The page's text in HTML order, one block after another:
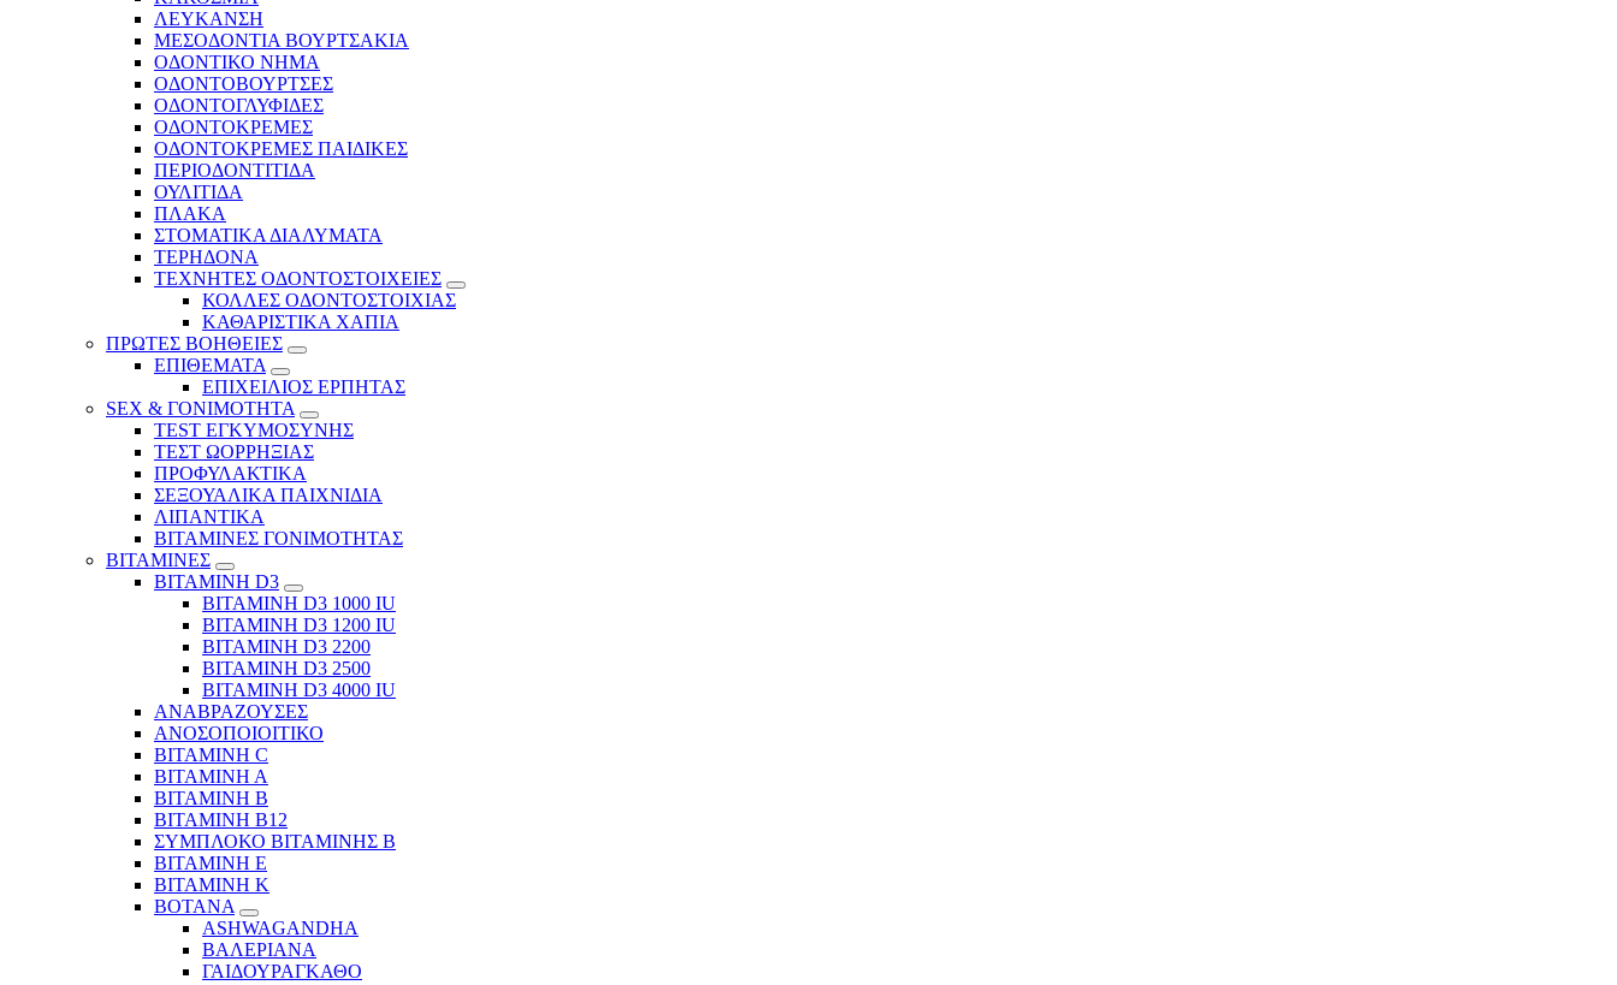
ΛΕΥΚΑΝΣΗ
ΜΕΣΟΔΟΝΤΙΑ ΒΟΥΡΤΣΑΚΙΑ
ΟΔΟΝΤΙΚΟ ΝΗΜΑ
ΟΔΟΝΤΟΒΟΥΡΤΣΕΣ
ΟΔΟΝΤΟΓΛΥΦΙΔΕΣ
ΟΔΟΝΤΟΚΡΕΜΕΣ
ΟΔΟΝΤΟΚΡΕΜΕΣ ΠΑΙΔΙΚΕΣ
ΠΕΡΙΟΔΟΝΤΙΤΙΔΑ
ΟΥΛΙΤΙΔΑ
ΠΛΑΚΑ
ΣΤΟΜΑΤΙΚΑ ΔΙΑΛΥΜΑΤΑ
ΤΕΡΗΔΟΝΑ
ΤΕΧΝΗΤΕΣ ΟΔΟΝΤΟΣΤΟΙΧΕΙΕΣ
ΚΟΛΛΕΣ ΟΔΟΝΤΟΣΤΟΙΧΙΑΣ
ΚΑΘΑΡΙΣΤΙΚΑ ΧΑΠΙΑ
ΠΡΩΤΕΣ ΒΟΗΘΕΙΕΣ
ΕΠΙΘΕΜΑΤΑ
ΕΠΙΧΕΙΛΙΟΣ ΕΡΠΗΤΑΣ
SEX & ΓΟΝΙΜΟΤΗΤΑ
TEST ΕΓΚΥΜΟΣΥΝΗΣ
ΤΕΣΤ ΩΟΡΡΗΞΙΑΣ
ΠΡΟΦΥΛΑΚΤΙΚΑ
ΣΕΞΟΥΑΛΙΚΑ ΠΑΙΧΝΙΔΙΑ
ΛΙΠΑΝΤΙΚΑ
ΒΙΤΑΜΙΝΕΣ ΓΟΝΙΜΟΤΗΤΑΣ
ΒΙΤΑΜΙΝΕΣ
ΒΙΤΑΜΙΝΗ D3
ΒΙΤΑΜΙΝΗ D3 1000 IU
ΒΙΤΑΜΙΝΗ D3 1200 IU
ΒΙΤΑΜΙΝΗ D3 2200
ΒΙΤΑΜΙΝΗ D3 2500
BITAMINH D3 4000 IU
ΑΝΑΒΡΑΖΟΥΣΕΣ
ΑΝΟΣΟΠΟΙΟΙΤΙΚΟ
ΒΙΤΑΜΙΝΗ C
ΒΙΤΑΜΙΝΗ Α
ΒΙΤΑΜΙΝΗ Β
ΒΙΤΑΜΙΝΗ Β12
ΣΥΜΠΛΟΚΟ ΒΙΤΑΜΙΝΗΣ Β
ΒΙΤΑΜΙΝΗ Ε
ΒΙΤΑΜΙΝΗ Κ
ΒΟΤΑΝΑ
ASHWAGANDHA
ΒΑΛΕΡΙΑΝΑ
ΓΑΙΔΟΥΡΑΓΚΑΘΟ